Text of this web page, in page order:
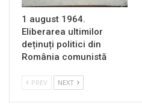
1 august 1964.
Eliberarea ultimilor
deținuți politici din
România comunistă
PREV NEXT